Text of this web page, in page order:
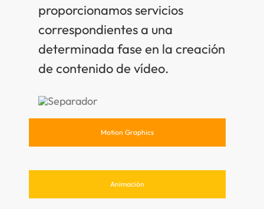
proporcionamos servicios
correspondientes a una
determinada fase en la creación
de contenido de vídeo.
Motion Graphics
Animación